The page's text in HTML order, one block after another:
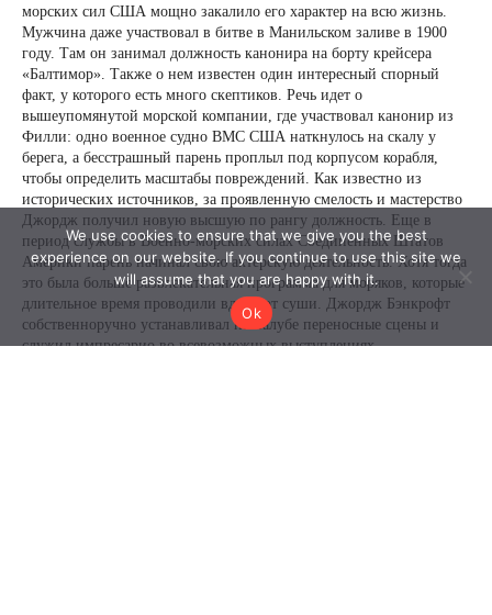
We use cookies to ensure that we give you the best
experience on our website. If you continue to use this site we
will assume that you are happy with it.
Ok